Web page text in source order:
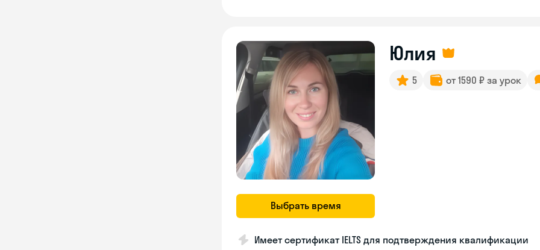
Выбрать время
Юлия
5 от 1590 ₽ за урок
Имеет сертификат IELTS для подтверждения квалификации